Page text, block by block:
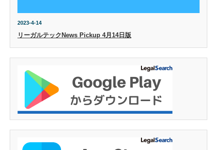
2023-4-14
リーガルテックNews Pickup 4月14日版